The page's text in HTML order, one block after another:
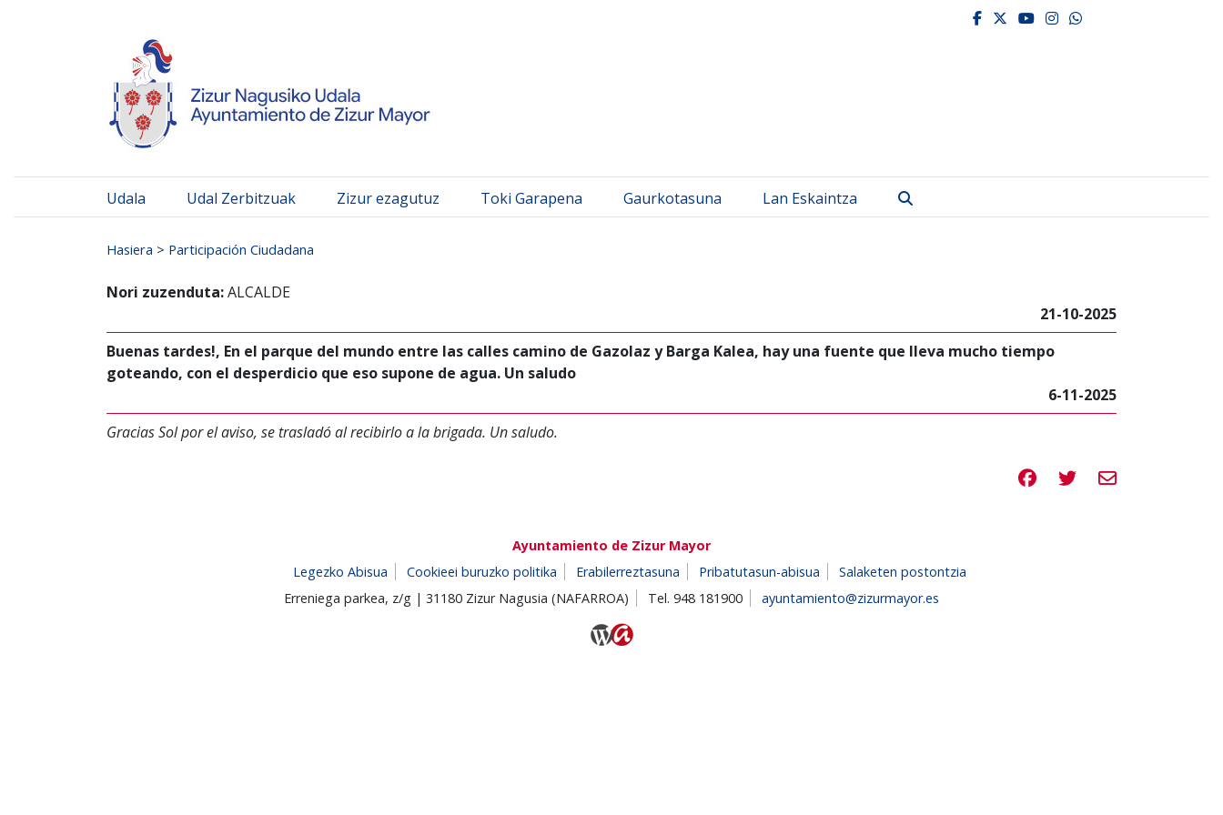
facebook
twitter
youtube
instagram
whatsapp
Udala Udal Zerbitzuak Zizur ezagutuz Toki Garapena Gaurkotasuna Lan Eskaintza
Hasiera > Participación Ciudadana
Nori zuzenduta:ALCALDE
21-10-2025
Buenas tardes!, En el parque del mundo entre las calles camino de Gazolaz y Barga Kalea, hay una fuente que lleva mucho tiempo
goteando, con el desperdicio que eso supone de agua. Un saludo
6-11-2025
Gracias Sol por el aviso, se trasladó al recibirlo a la brigada. Un saludo.
Compartir en Facebook
Compartir en
Compartir por
Ayuntamiento de Zizur Mayor
Legezko Abisua
Cookieei buruzko politika Erabilerreztasuna Pribatutasun-abisua
Salaketen postontzia
Erreniega parkea, z/g | 31180 Zizur Nagusia (NAFARROA)
Tel. 948 181900 ayuntamiento@zizurmayor.es